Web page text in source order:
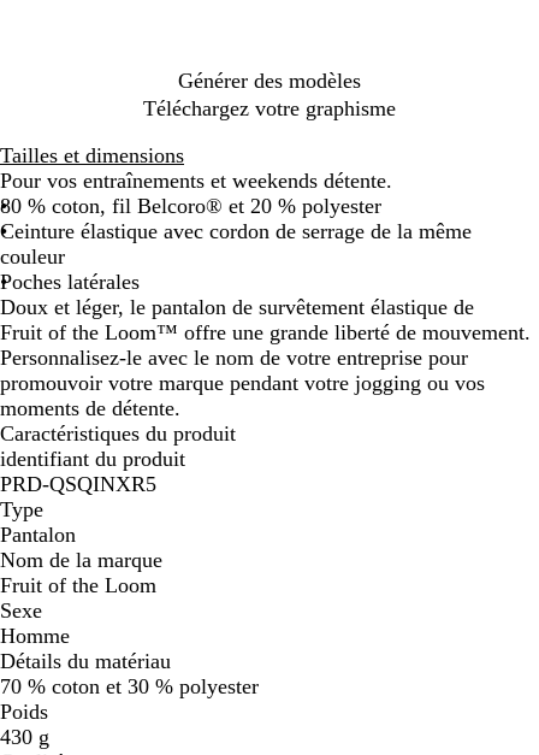
Générer des modèles
Téléchargez votre graphisme
Tailles et dimensions
Pour vos entraînements et weekends détente.
80 % coton, fil Belcoro® et 20 % polyester
Ceinture élastique avec cordon de serrage de la même
couleur
Poches latérales
Doux et léger, le pantalon de survêtement élastique de
Fruit of the Loom™ offre une grande liberté de mouvement.
Personnalisez-le avec le nom de votre entreprise pour
promouvoir votre marque pendant votre jogging ou vos
moments de détente.
Caractéristiques du produit
identifiant du produit
PRD-QSQINXR5
Type
Pantalon
Nom de la marque
Fruit of the Loom
Sexe
Homme
Détails du matériau
70 % coton et 30 % polyester
Poids
430 g